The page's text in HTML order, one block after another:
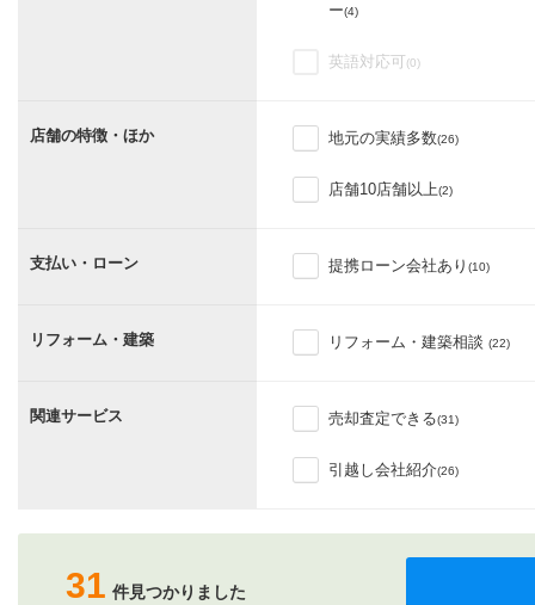
ー(4)
英語対応可(0)
店舗の特徴・ほか 地元の実績多数(26)
店舗10店舗以上(2)
支払い・ローン 提携ローン会社あり (10)
リフォーム・建築 リフォーム・建築相談 (22)
関連サービス 売却査定できる(31)
引越し会社紹介(26)
31 件見つかりました